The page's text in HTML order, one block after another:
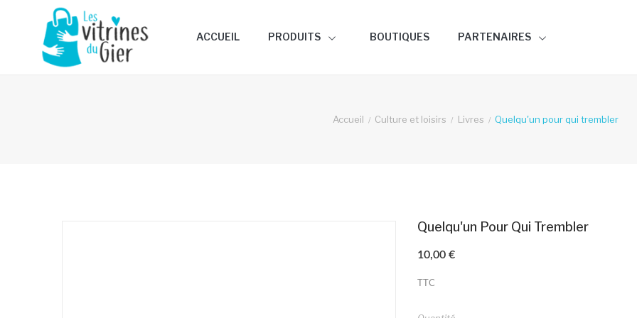
ACCUEIL PRODUITS BOUTIQUES PARTENAIRES
Accueil Culture et loisirs Livres Quelqu'un pour qui trembler
Quelqu'un Pour Qui Trembler
10,00 €
TTC